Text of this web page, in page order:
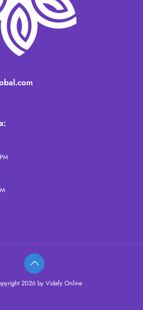
2026 by Vidafy Online